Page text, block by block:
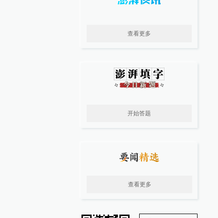
查看更多
开始答题
查看更多